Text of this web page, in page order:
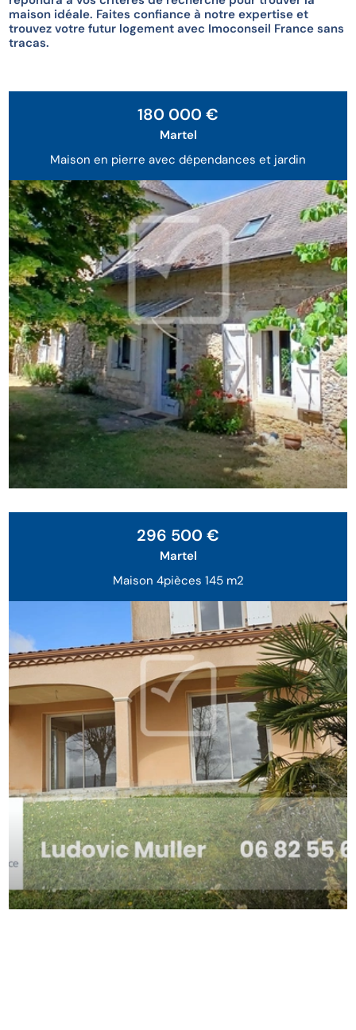
maison idéale. Faites confiance à notre expertise et
trouvez votre futur logement avec Imoconseil France sans
tracas.
Maison en pierre avec dépendances et jardin
180 000 €
Martel
Maison 4pièces 145 m2
296 500 €
Martel